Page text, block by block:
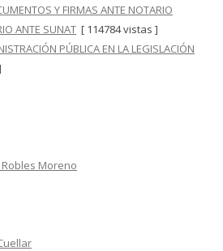
Y FIRMAS ANTE NOTARIO
ANTE SUNAT [ 114784 vistas ]
PÚBLICA EN LA LEGISLACIÓN
Moreno